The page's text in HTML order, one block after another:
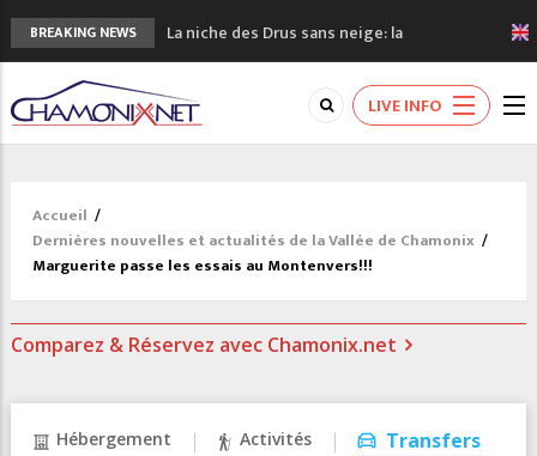
BREAKING NEWS
La niche des Drus sans neige: la
sécheresse en haute montagne
3 bonnes raisons pour visiter le nouveau
Musée du Mont-Blanc
Accidents en montagne: 3 personnes sont
à pied à Chamonix
3eme Chamonix Vallée Classics Festival
LIVE INFO
Accueil /
Dernières nouvelles et actualités de la Vallée de Chamonix /
Marguerite passe les essais au Montenvers!!!
Comparez & Réservez avec Chamonix.net
Hébergement Activités Transfers